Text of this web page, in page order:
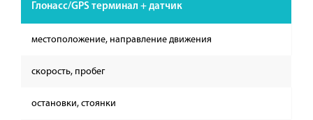
Глонасс/GPS терминал + датчик
местоположение, направление движения
скорость, пробег
остановки, стоянки